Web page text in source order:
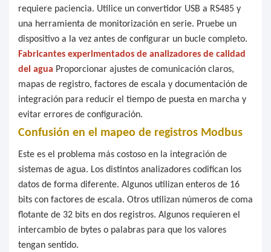
requiere paciencia. Utilice un convertidor USB a RS485 y
una herramienta de monitorización en serie. Pruebe un
dispositivo a la vez antes de configurar un bucle completo.
Fabricantes experimentados de analizadores de calidad
del agua Proporcionar ajustes de comunicación claros,
mapas de registro, factores de escala y documentación de
integración para reducir el tiempo de puesta en marcha y
evitar errores de configuración.
Confusión en el mapeo de registros Modbus
Este es el problema más costoso en la integración de
sistemas de agua. Los distintos analizadores codifican los
datos de forma diferente. Algunos utilizan enteros de 16
bits con factores de escala. Otros utilizan números de coma
flotante de 32 bits en dos registros. Algunos requieren el
intercambio de bytes o palabras para que los valores
tengan sentido.